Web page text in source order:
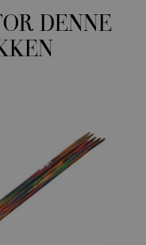
DENNE